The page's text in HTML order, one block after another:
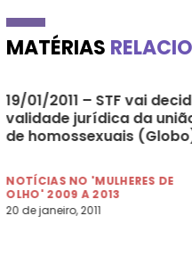
MATÉRIAS
19/01/2011 – STF vai
validade jurídica da
de homossexuais
NOTÍCIAS NO 'MULHERES DE
OLHO' 2009 A 2013
20 de janeiro, 2011